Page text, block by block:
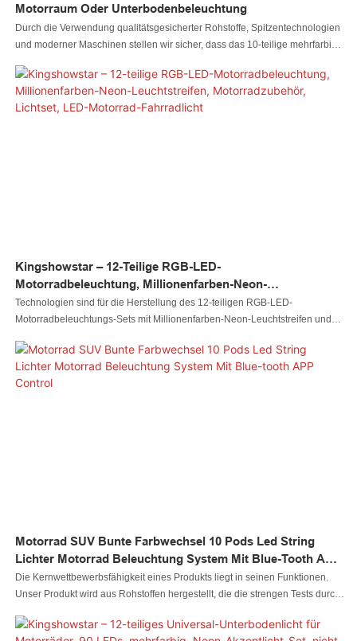
Motorraum Oder Unterbodenbeleuchtung
Durch die Verwendung qualitätsgesicherter Rohstoffe, Spitzentechnologien
und moderner Maschinen stellen wir sicher, dass das 10-teilige mehrfarbige
oder die Unterbodenbeleuchtung des Fahrzeugs perfekt hergestellt wird. Es
hat viele tolle Funktionen. Darüber hinaus sind LED-Autolichter, LED-
Rocklichter, LED-Peitschenlichter, LED-Radlichter, LED-Scheinwerfer, LED-
Kingshowstar – 12-Teilige RGB-LED-
Motorradbeleuchtung, Millionenfarben-Neon-
Leuchtstreifen, Motorradzubehör, Lichtset, LED-Motorrad-
Fahrradlicht
Technologien sind für die Herstellung des 12-teiligen RGB-LED-
Motorradbeleuchtungs-Sets mit Millionenfarben-Neon-Leuchtstreifen und
Weiterentwicklung über mehrere Generationen hinweg hat sich gezeigt,
dass das neueste Produkt in Autobeleuchtungssystemen und anderen
Bereichen umfangreichere Einsatzmöglichkeiten bietet
Motorrad SUV Bunte Farbwechsel 10 Pods Led String
Lichter Motorrad Beleuchtung System Mit Blue-Tooth APP
Control
Die Kernwettbewerbsfähigkeit eines Produkts liegt in seinen Funktionen.
Unser Produkt wird aus Rohstoffen hergestellt, die die strengen Tests durch
dass es über weitere hervorragende Vorteile verfügt. Darüber hinaus wird